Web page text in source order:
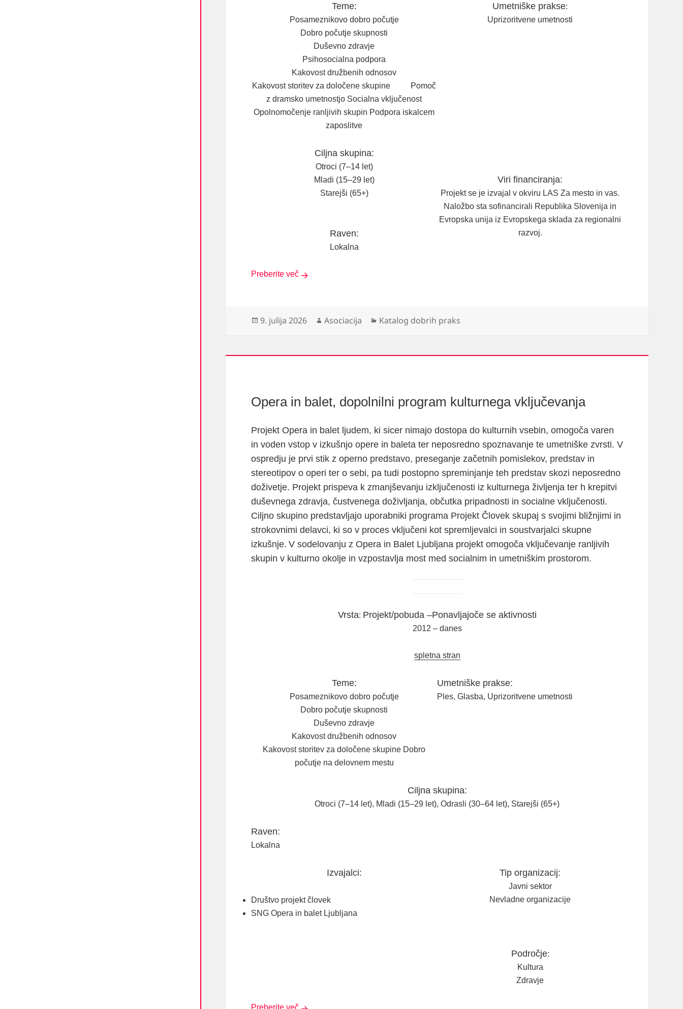
Teme:
Posameznikovo dobro počutje
Dobro počutje skupnosti
Duševno zdravje
Psihosocialna podpora
Kakovost družbenih odnosov
Kakovost storitev za določene skupine Pomoč
z dramsko umetnostjo Socialna vključenost
Opolnomočenje ranljivih skupin Podpora iskalcem
zaposlitve
Umetniške prakse:
Uprizoritvene umetnosti
Ciljna skupina:
Otroci (7–14 let)
Mladi (15–29 let)
Starejši (65+)
Raven:
Lokalna
Viri financiranja:
Projekt se je izvajal v okviru LAS Za mesto in vas.
Naložbo sta sofinancirali Republika Slovenija in
Evropska unija iz Evropskega sklada za regionalni
razvoj.
Preberite več
Objavljeno
9. julija 2026 Avtor
Asociacija Kategorije
Katalog dobrih praks
Opera in balet, dopolnilni program kulturnega vključevanja
Projekt Opera in balet ljudem, ki sicer nimajo dostopa do kulturnih vsebin, omogoča varen
in voden vstop v izkušnjo opere in baleta ter neposredno spoznavanje te umetniške zvrsti. V
ospredju je prvi stik z operno predstavo, preseganje začetnih pomislekov, predstav in
stereotipov o operi ter o sebi, pa tudi postopno spreminjanje teh predstav skozi neposredno
doživetje. Projekt prispeva k zmanjševanju izključenosti iz kulturnega življenja ter h krepitvi
duševnega zdravja, čustvenega doživljanja, občutka pripadnosti in socialne vključenosti.
Ciljno skupino predstavljajo uporabniki programa Projekt Človek skupaj s svojimi bližnjimi in
strokovnimi delavci, ki so v proces vključeni kot spremljevalci in soustvarjalci skupne
izkušnje. V sodelovanju z Opera in Balet Ljubljana projekt omogoča vključevanje ranljivih
skupin v kulturno okolje in vzpostavlja most med socialnim in umetniškim prostorom.
Vrsta: Projekt/pobuda –Ponavljajoče se aktivnosti
2012 – danes
spletna stran
Teme:
Posameznikovo dobro počutje
Dobro počutje skupnosti
Duševno zdravje
Kakovost družbenih odnosov
Kakovost storitev za določene skupine Dobro
počutje na delovnem mestu
Umetniške prakse:
Ples, Glasba, Uprizoritvene umetnosti
Ciljna skupina:
Otroci (7–14 let), Mladi (15–29 let), Odrasli (30–64 let), Starejši (65+)
Raven:
Lokalna
Izvajalci:
Društvo projekt človek
SNG Opera in balet Ljubljana
Tip organizacij:
Javni sektor
Nevladne organizacije
Področje:
Kultura
Zdravje
Preberite več